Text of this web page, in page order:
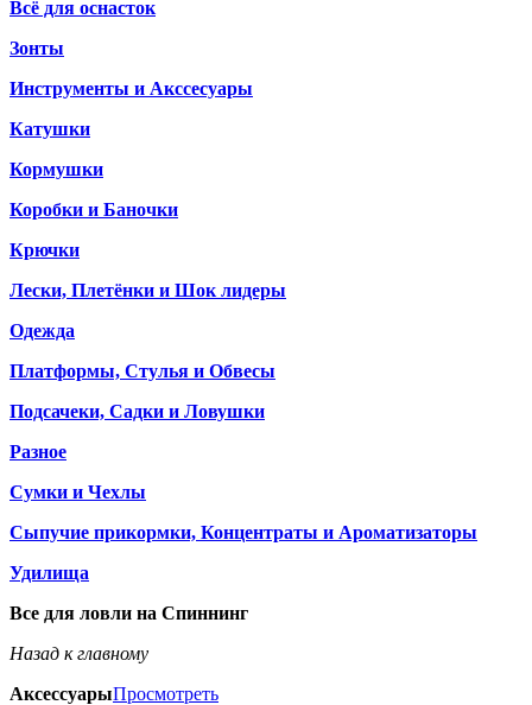
Всё для оснасток
Зонты
Инструменты и Акссесуары
Катушки
Кормушки
Коробки и Баночки
Крючки
Лески, Плетёнки и Шок лидеры
Одежда
Платформы, Стулья и Обвесы
Подсачеки, Садки и Ловушки
Разное
Сумки и Чехлы
Сыпучие прикормки, Концентраты и Ароматизаторы
Удилища
Все для ловли на Спиннинг
Назад к главному
АксессуарыПросмотреть